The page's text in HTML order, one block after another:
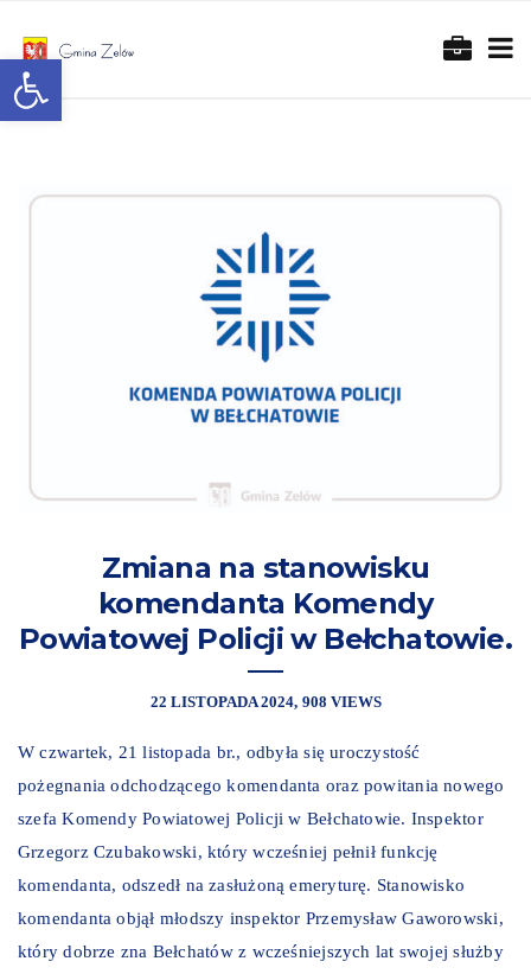
Otwórz pasek narzędzi
Zmiana na stanowisku
komendanta Komendy
Powiatowej Policji w Bełchatowie.
22 LISTOPADA 2024 908 VIEWS
W czwartek, 21 listopada br., odbyła się uroczystość
pożegnania odchodzącego komendanta oraz powitania nowego
szefa Komendy Powiatowej Policji w Bełchatowie. Inspektor
Grzegorz Czubakowski, który wcześniej pełnił funkcję
komendanta, odszedł na zasłużoną emeryturę. Stanowisko
komendanta objął młodszy inspektor Przemysław Gaworowski,
który dobrze zna Bełchatów z wcześniejszych lat swojej służby